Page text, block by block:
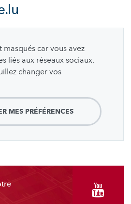
masqués car vous avez
liés aux réseaux sociaux.
changer vos
MES PRÉFÉRENCES